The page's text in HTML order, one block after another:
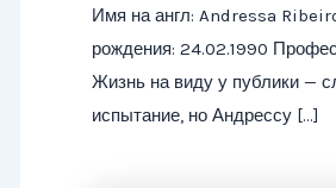
Имя на англ: Andressa
рождения: 24.02.1990
Жизнь на виду у публики —
испытание, но Андрессу […]